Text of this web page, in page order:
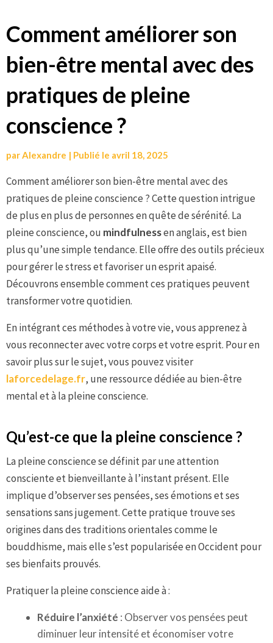
Aller
au
contenu
Comment améliorer son
bien-être mental avec des
pratiques de pleine
conscience ?
parAlexandre | Publié le avril 18, 2025
Comment améliorer son bien-être mental avec des
pratiques de pleine conscience ? Cette question intrigue
de plus en plus de personnes en quête de sérénité. La
pleine conscience, ou mindfulnessen anglais, est bien
plus qu’une simple tendance. Elle offre des outils précieux
pour gérer le stress et favoriser un esprit apaisé.
Découvrons ensemble comment ces pratiques peuvent
transformer votre quotidien.
En intégrant ces méthodes à votre vie, vous apprenez à
vous reconnecter avec votre corps et votre esprit. Pour en
savoir plus sur le sujet, vous pouvez visiter
laforcedelage.fr, une ressource dédiée au bien-être
mental et à la pleine conscience.
Qu’est-ce que la pleine conscience ?
La pleine conscience se définit par une attention
consciente et bienveillante à l’instant présent. Elle
implique d’observer ses pensées, ses émotions et ses
sensations sans jugement. Cette pratique trouve ses
origines dans des traditions orientales comme le
bouddhisme, mais elle s’est popularisée en Occident pour
ses bienfaits prouvés.
Pratiquer la pleine conscience aide à :
Réduire l’anxiété : Observer vos pensées peut
diminuer leur intensité et économiser votre